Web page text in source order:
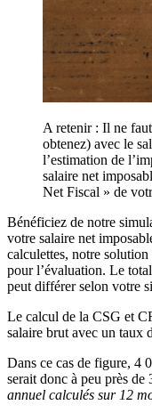
A retenir : Il ne
obtenez) avec le
l’estimation de
salaire net
Net Fiscal » de
Bénéficiez de notre
votre salaire net
calculettes, notre
pour l’évaluation. Le
peut différer selon votre
Le calcul de la CSG et
salaire brut avec un taux
Dans ce cas de figure, 4
serait donc à peu près
annuel calculés sur 12